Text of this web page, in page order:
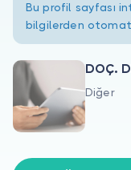
Hakkımızda
Bu profil sayfası
bilgilerden
DOÇ.
Diğer